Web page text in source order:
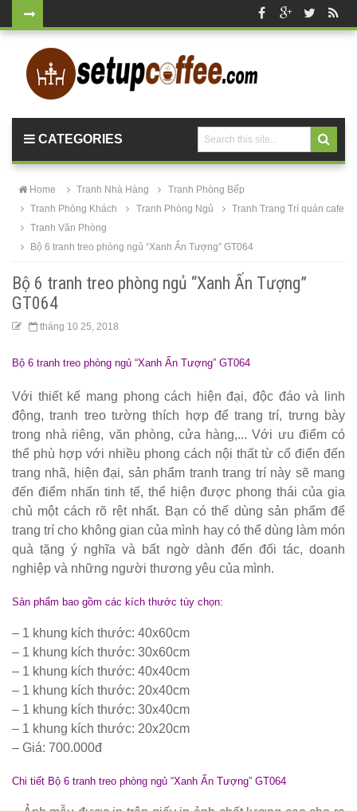
mặt đá
chân mạ
coban tiếp
khách sang
Bàn ghế gỗ
cho quán
hàng
vintage tại
HCM - Bách
Hóa Bàn
Ghế
Bộ bàn ghế
nhựa cafe
tiếp khách
sang trọng,
hiện đại
Kệ decor
trang trí
KM01 - Kệ
vách ngăn
căn hộ, văn
CATEGORIES
Home Tranh Nhà Hàng
Tranh Phòng Bếp
Tranh Phòng Khách
Tranh Phòng Ngủ
Tranh Trang Trí quán cafe
Tranh Văn Phòng
Bộ 6 tranh treo phòng ngủ “Xanh Ấn Tượng” GT064
Bộ 6 tranh treo phòng ngủ “Xanh Ấn Tượng”
GT064
tháng 10 25, 2018
Bộ 6 tranh treo phòng ngủ “Xanh Ấn Tượng” GT064
Với thiết kế mang phong cách hiện đại, độc đáo và linh
động, tranh treo tường thích hợp để trang trí, trưng bày
trong nhà riêng, văn phòng, cửa hàng,... Với ưu điểm có
thể phù hợp với nhiều phong cách nội thất từ cổ điển đến
trang nhã, hiện đại, sản phẩm tranh trang trí này sẽ mang
đến điểm nhấn tinh tế, thể hiện được phong thái của gia
chủ một cách rõ rệt nhất. Bạn có thể dùng sản phẩm để
trang trí cho không gian của mình hay có thể dùng làm món
quà tặng ý nghĩa và bất ngờ dành đến đối tác, doanh
nghiệp và những người thương yêu của mình.
Sản phẩm bao gồm các kích thước tùy chọn:
– 1 khung kích thước: 40x60cm
– 1 khung kích thước: 30x60cm
– 1 khung kích thước: 40x40cm
– 1 khung kích thước: 20x40cm
– 1 khung kích thước: 30x40cm
– 1 khung kích thước: 20x20cm
– Giá: 700.000đ
Chi tiết Bộ 6 tranh treo phòng ngủ “Xanh Ấn Tượng” GT064